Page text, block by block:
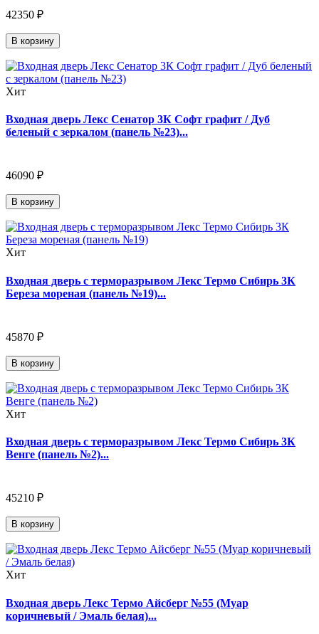
42350 ₽
В корзину
Хит
Входная дверь Лекс Сенатор 3К Софт графит / Дуб
беленый с зеркалом (панель №23)...
46090 ₽
В корзину
Хит
Входная дверь с терморазрывом Лекс Термо Сибирь 3К
Береза мореная (панель №19)...
45870 ₽
В корзину
Хит
Входная дверь с терморазрывом Лекс Термо Сибирь 3К
Венге (панель №2)...
45210 ₽
В корзину
Хит
Входная дверь Лекс Термо Айсберг №55 (Муар
коричневый / Эмаль белая)...